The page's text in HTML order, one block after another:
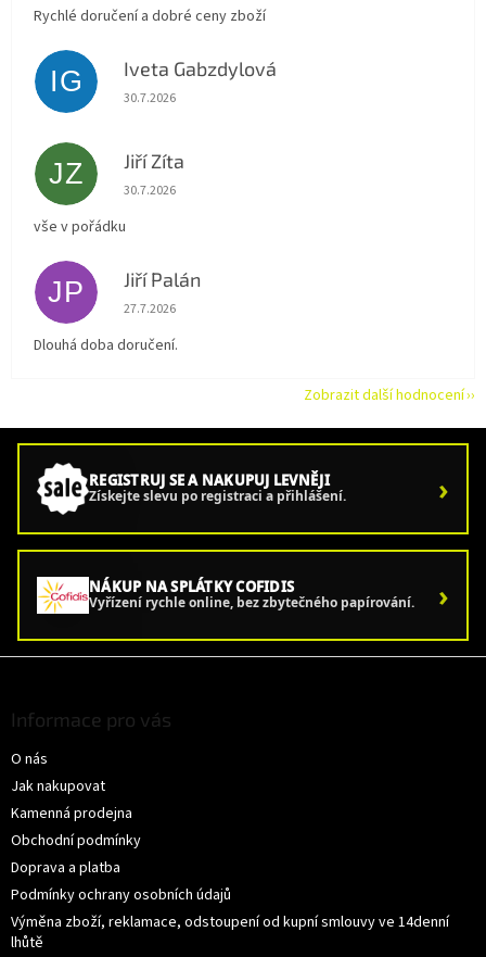
Rychlé doručení a dobré ceny zboží
IG Iveta Gabzdylová
Hodnocení obchodu je 5 z 5 hvězdiček.
30.7.2026
JZ Jiří Zíta
Hodnocení obchodu je 5 z 5 hvězdiček.
30.7.2026
vše v pořádku
JP Jiří Palán
Hodnocení obchodu je 5 z 5 hvězdiček.
27.7.2026
Dlouhá doba doručení.
Zobrazit další hodnocení
REGISTRUJ SE A NAKUPUJ LEVNĚJI
Získejte slevu po registraci a přihlášení. ›
NÁKUP NA SPLÁTKY COFIDIS
Vyřízení rychle online, bez zbytečného papírování. ›
Informace pro vás
O nás
Jak nakupovat
Kamenná prodejna
Obchodní podmínky
Doprava a platba
Podmínky ochrany osobních údajů
Výměna zboží, reklamace, odstoupení od kupní smlouvy ve 14denní
lhůtě